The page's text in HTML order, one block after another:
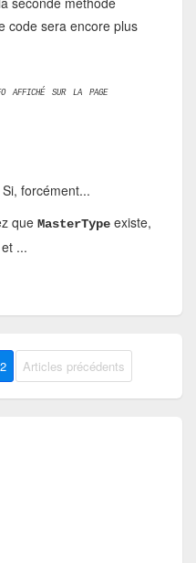
code sera encore plus
sur la page
forcément...
que MasterTypeexiste,
...
2 Articles précédents